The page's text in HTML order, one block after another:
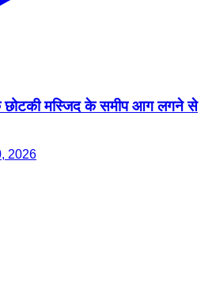
छोटकी मस्जिद के समीप आग लगने से
2026